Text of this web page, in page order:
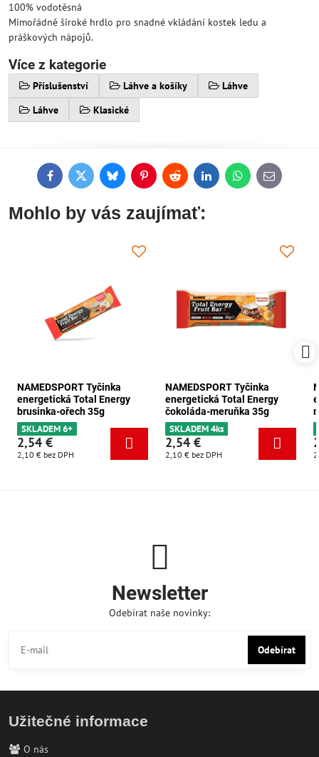
100% vodotěsná
Mimořádně široké hrdlo pro snadné vkládání kostek ledu a
práškových nápojů.
Více z kategorie
Příslušenství Láhve a košíky
Láhve
Láhve
Klasické
FacebookTwitterBlueskyPinterestReddit LinkedInWhatsApp
E-
mail
Mohlo by vás zaujímať:
NAMEDSPORT Tyčinka
energetická Total Energy
brusinka-ořech 35g
SKLADEM 6+
2,54 €
2,10 € bez DPH
NAMEDSPORT Tyčinka
energetická Total Energy
čokoláda-meruňka 35g
SKLADEM 4ks
2,54 €
2,10 € bez DPH
Newsletter
Odebírat naše novinky:
Odebírat
Užitečné informace
O nás